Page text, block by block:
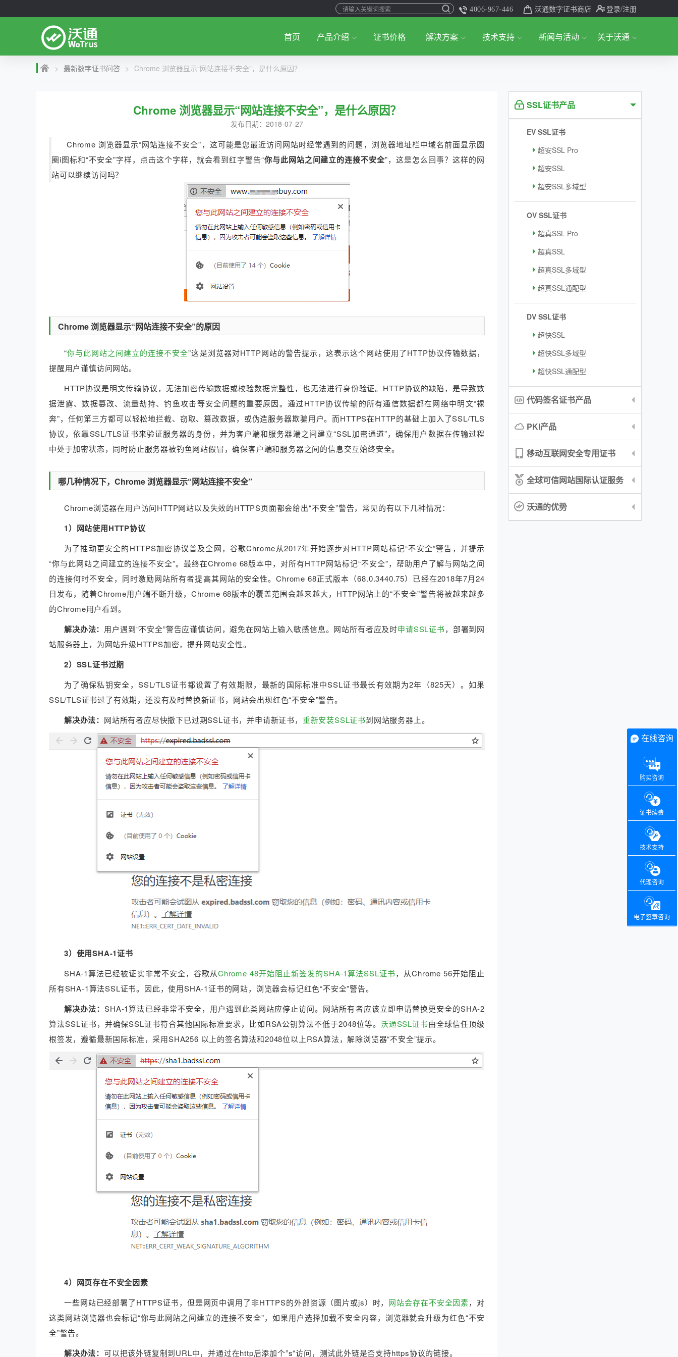
4006-967-446 沃通数字证书商店 登录/注册
首页 产品介绍 证书价格 解决方案 技术支持 新闻与活动 关于沃通
> 最新数字证书问答 > Chrome 浏览器显示“网站连接不安全”，是什么原因？
Chrome 浏览器显示“网站连接不安全”，是什么原因？
发布日期：2018-07-27
Chrome 浏览器显示“网站连接不安全”，这可能是您最近访问网站时经常遇到的问题，浏览器地址栏中域名前面显示圆
圈i图标和“不安全”字样，点击这个字样，就会看到红字警告“你与此网站之间建立的连接不安全”，这是怎么回事？这样的网
站可以继续访问吗？
Chrome 浏览器显示“网站连接不安全”的原因
“你与此网站之间建立的连接不安全”这是浏览器对HTTP网站的警告提示，这表示这个网站使用了HTTP协议传输数据，
提醒用户谨慎访问网站。
HTTP协议是明文传输协议，无法加密传输数据或校验数据完整性，也无法进行身份验证。HTTP协议的缺陷，是导致数
据泄露、数据篡改、流量劫持、钓鱼攻击等安全问题的重要原因。通过HTTP协议传输的所有通信数据都在网络中明文“裸
奔”，任何第三方都可以轻松地拦截、窃取、篡改数据，或伪造服务器欺骗用户。而HTTPS在HTTP的基础上加入了SSL/TLS
协议，依靠SSL/TLS证书来验证服务器的身份，并为客户端和服务器端之间建立“SSL加密通道”，确保用户数据在传输过程
中处于加密状态，同时防止服务器被钓鱼网站假冒，确保客户端和服务器之间的信息交互始终安全。
哪几种情况下，Chrome 浏览器显示“网站连接不安全”
Chrome浏览器在用户访问HTTP网站以及失效的HTTPS页面都会给出“不安全”警告，常见的有以下几种情况：
1）网站使用HTTP协议
为了推动更安全的HTTPS加密协议普及全网，谷歌Chrome从2017年开始逐步对HTTP网站标记“不安全”警告，并提示
“你与此网站之间建立的连接不安全”。最终在Chrome 68版本中，对所有HTTP网站标记“不安全”，帮助用户了解与网站之间
的连接何时不安全，同时激励网站所有者提高其网站的安全性。Chrome 68正式版本（68.0.3440.75）已经在2018年7月24
日发布，随着Chrome用户端不断升级，Chrome 68版本的覆盖范围会越来越大，HTTP网站上的“不安全”警告将被越来越多
的Chrome用户看到。
解决办法： 用户遇到“不安全”警告应谨慎访问，避免在网站上输入敏感信息。网站所有者应及时申请SSL证书，部署到网
站服务器上，为网站升级HTTPS加密，提升网站安全性。
2）SSL证书过期
为了确保私钥安全，SSL/TLS证书都设置了有效期限，最新的国际标准中SSL证书最长有效期为2年（825天）。如果
SSL/TLS证书过了有效期，还没有及时替换新证书，网站会出现红色“不安全”警告。
解决办法： 网站所有者应尽快撤下已过期SSL证书，并申请新证书， 重新安装SSL证书到网站服务器上。
3）使用SHA-1证书
SHA-1算法已经被证实非常不安全，谷歌从Chrome 48开始阻止新签发的SHA-1算法SSL证书，从Chrome 56开始阻止
所有SHA-1算法SSL证书。因此，使用SHA-1证书的网站，浏览器会标记红色“不安全”警告。
解决办法：SHA-1算法已经非常不安全，用户遇到此类网站应停止访问。网站所有者应该立即申请替换更安全的SHA-2
算法SSL证书，并确保SSL证书符合其他国际标准要求，比如RSA公钥算法不低于2048位等。 沃通SSL证书由全球信任顶级
根签发，遵循最新国际标准，采用SHA256 以上的签名算法和2048位以上RSA算法，解除浏览器“不安全”提示。
4）网页存在不安全因素
一些网站已经部署了HTTPS证书，但是网页中调用了非HTTPS的外部资源（图片或js）时， 网站会存在不安全因素，对
这类网站浏览器也会标记“你与此网站之间建立的连接不安全”，如果用户选择加载不安全内容，浏览器就会升级为红色“不安
全”警告。
解决办法： 可以把该外链复制到URL中，并通过在http后添加个”s“访问，测试此外链是否支持https协议的链接。
SSL证书产品
EV SSL证书
超安SSL Pro
超安SSL
超安SSL多域型
OV SSL证书
超真SSL Pro
超真SSL
超真SSL多域型
超真SSL通配型
DV SSL证书
超快SSL
超快SSL多域型
超快SSL通配型
代码签名证书产品
PKI产品
移动互联网安全专用证书
全球可信网站国际认证服务
沃通的优势
在线咨询
购买咨询
证书续费
技术支持
代理咨询
电子签章咨询